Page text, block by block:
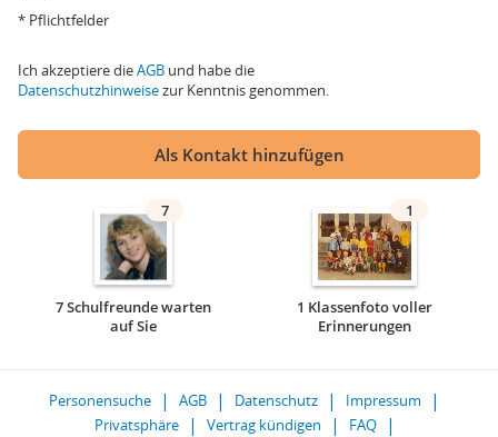
* Pflichtfelder
Ich akzeptiere dieAGB und habe die
Datenschutzhinweisezur Kenntnis genommen.
Als Kontakt hinzufügen
7
7 Schulfreunde warten
auf Sie
1
1 Klassenfoto voller
Erinnerungen
Personensuche AGB Datenschutz
Impressum
Privatsphäre
Vertrag kündigen FAQ